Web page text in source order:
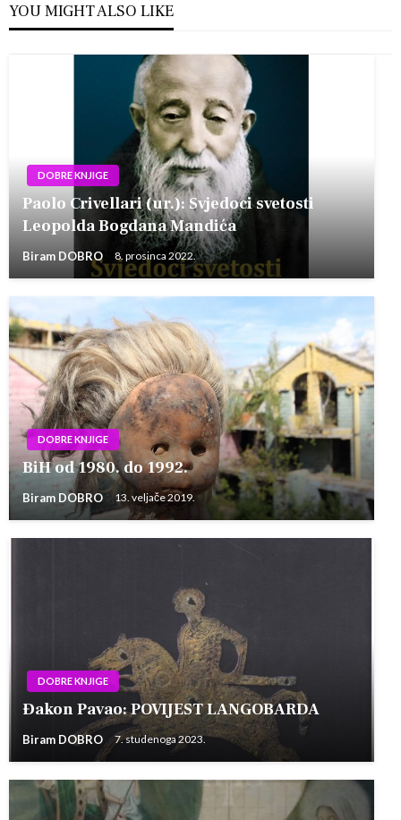
YOU MIGHT ALSO LIKE
DOBRE KNJIGE
Paolo Crivellari (ur.): Svjedoci svetosti
Leopolda Bogdana Mandića
Biram DOBRO 8. prosinca 2022.
DOBRE KNJIGE
BiH od 1980. do 1992.
Biram DOBRO 13. veljače 2019.
DOBRE KNJIGE
Đakon Pavao: POVIJEST LANGOBARDA
Biram DOBRO 7. studenoga 2023.